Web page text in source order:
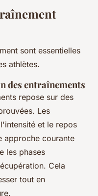
sont essentielles
athlètes.
des entraînements
repose sur des
Les
et le repos
approche courante
les phases
Cela
tout en